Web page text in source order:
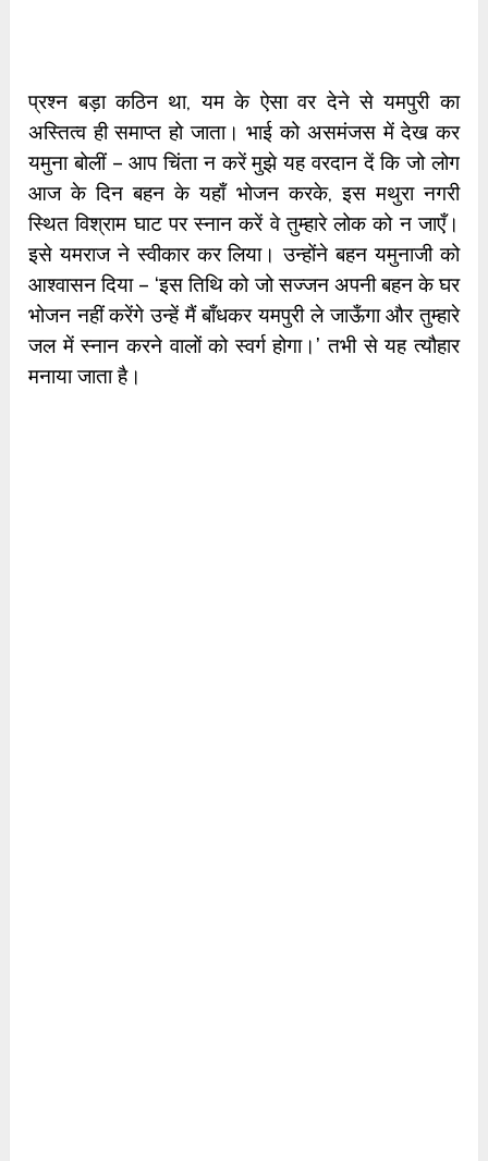
प्रश्न बड़ा कठिन था, यम के ऐसा वर देने से यमपुरी का
अस्तित्व ही समाप्त हो जाता। भाई को असमंजस में देख कर
यमुना बोलीं – आप चिंता न करें मुझे यह वरदान दें कि जो लोग
आज के दिन बहन के यहाँ भोजन करके, इस मथुरा नगरी
स्थित विश्राम घाट पर स्नान करें वे तुम्हारे लोक को न जाएँ।
इसे यमराज ने स्वीकार कर लिया। उन्होंने बहन यमुनाजी को
आश्वासन दिया – ‘इस तिथि को जो सज्जन अपनी बहन के घर
भोजन नहीं करेंगे उन्हें मैं बाँधकर यमपुरी ले जाऊँगा और तुम्हारे
जल में स्नान करने वालों को स्वर्ग होगा।’ तभी से यह त्यौहार
मनाया जाता है।